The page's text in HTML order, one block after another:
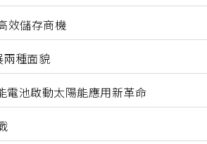
效儲存商機
種面貌
池啟動太陽能應用新革命